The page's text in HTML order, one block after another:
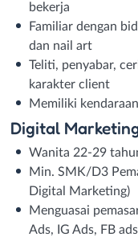
bekerja
Familiar dengan
dan nail art
Teliti, penyabar,
karakter client
Memiliki
Digital
Wanita 22-29
Min. SMK/D3
Digital Marketing)
Menguasai
Ads, IG Ads, FB